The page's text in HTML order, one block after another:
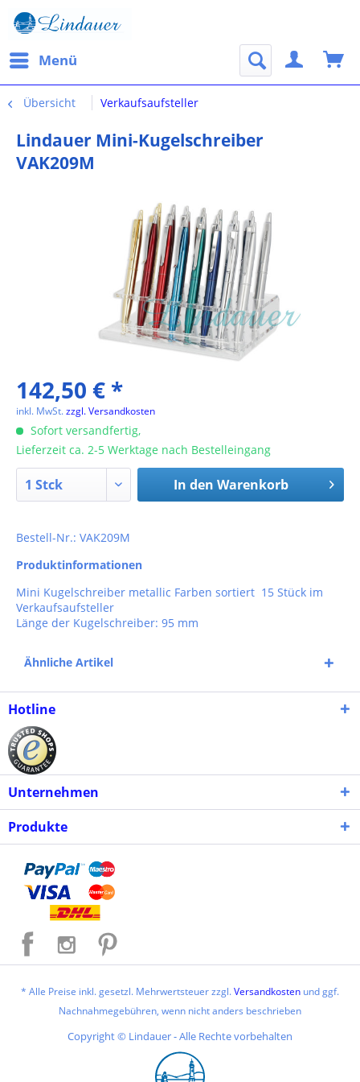
Menü
Übersicht Verkaufsaufsteller
Lindauer Mini-Kugelschreiber
VAK209M
142,50 € *
inkl. MwSt.zzgl. Versandkosten
Sofort versandfertig,
Lieferzeit ca. 2-5 Werktage nach Bestelleingang
In den Warenkorb
Bestell-Nr.: VAK209M
Produktinformationen
Mini Kugelschreiber metallic Farben sortiert 15 Stück im
Verkaufsaufsteller
Länge der Kugelschreiber: 95 mm
Ähnliche Artikel
Hotline
Unternehmen
Produkte
* Alle Preise inkl. gesetzl. Mehrwertsteuer zzgl.Versandkosten und ggf.
Nachnahmegebühren, wenn nicht anders beschrieben
Copyright © Lindauer - Alle Rechte vorbehalten